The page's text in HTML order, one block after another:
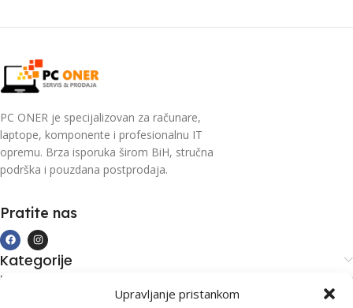
Upravljanje pristankom
PC ONER je specijalizovan za računare,
laptope, komponente i profesionalnu IT
opremu. Brza isporuka širom BiH, stručna
podrška i pouzdana postprodaja.
Pratite nas
Kategorije
Kupovina i podrška